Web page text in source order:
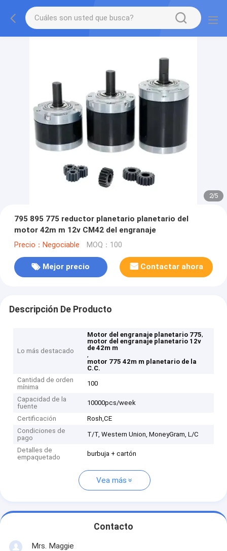
2/5
795 895 775 reductor planetario planetario del
motor 42m m 12v CM42 del engranaje
Precio：Negociable MOQ：100
Mejor precio Contactar ahora
Descripción De Producto
Lo más destacado
Motor del engranaje planetario 775,
motor del engranaje planetario 12v
de 42m m
,
motor 775 42m m planetario de la
C.C.
Cantidad de orden
mínima
100
Capacidad de la
fuente
10000pcs/week
Certificación
Rosh,CE
Condiciones de
pago
T/T, Western Union, MoneyGram, L/C
Detalles de
empaquetado
burbuja + cartón
Vea más
Contacto
Mrs. Maggie